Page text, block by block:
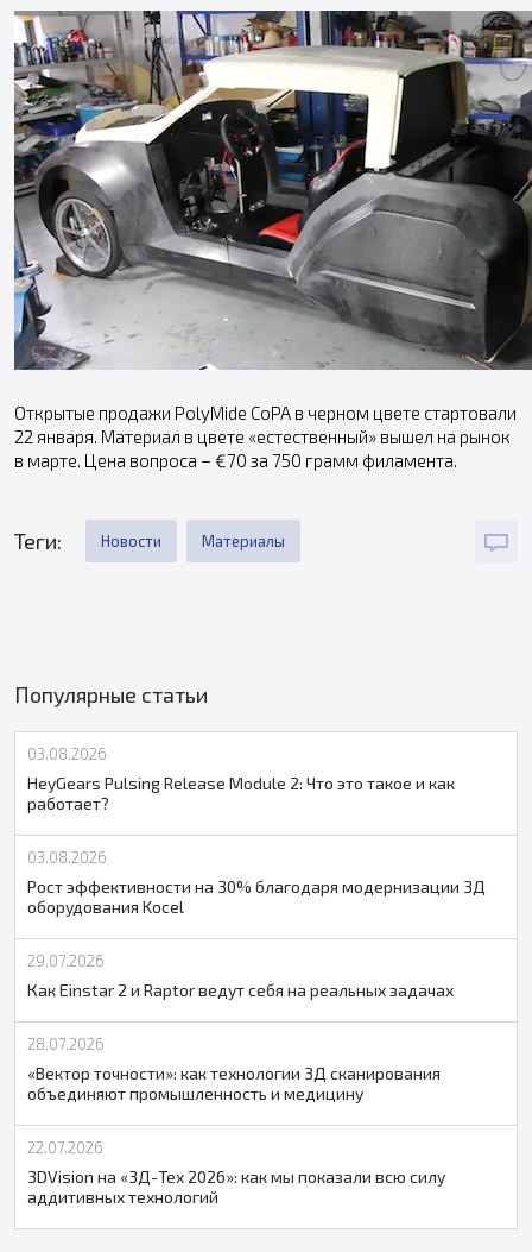
Открытые продажи PolyMide CoPA в черном цвете стартовали
22 января. Материал в цвете «естественный» вышел на рынок
в марте. Цена вопроса – €70 за 750 грамм филамента.
Теги: Новости Материалы
Популярные статьи
03.08.2026
HeyGears Pulsing Release Module 2: Что это такое и как
работает?
03.08.2026
Рост эффективности на 30% благодаря модернизации 3Д
оборудования Kocel
29.07.2026
Как Einstar 2 и Raptor ведут себя на реальных задачах
28.07.2026
«Вектор точности»: как технологии 3Д сканирования
объединяют промышленность и медицину
22.07.2026
3DVision на «3Д-Тех 2026»: как мы показали всю силу
аддитивных технологий